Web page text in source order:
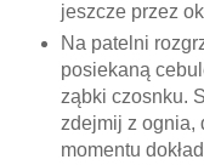
jeszcze przez
Na patelni
posiekaną
ząbki czosnku.
zdejmij z ognia,
momentu